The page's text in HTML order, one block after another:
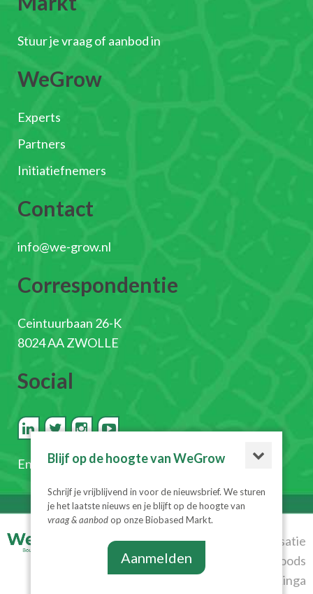
Stuur je vraag of aanbod in
WeGrow
Experts
Partners
Initiatiefnemers
Contact
info@we-grow.nl
Correspondentie
Ceintuurbaan 26-K
8024 AA ZWOLLE
Social
En schrijf je in voor de nieuwsbrief
© 2026
WeGrow|Algemene
Realisatie
Diesignloods
& Linga
Blijf op de hoogte van WeGrow
Schrijf je vrijblijvend in voor de nieuwsbrief. We sturen
je het laatste nieuws en je blijft op de hoogte van
vraag & aanbodop onze Biobased Markt.
Aanmelden